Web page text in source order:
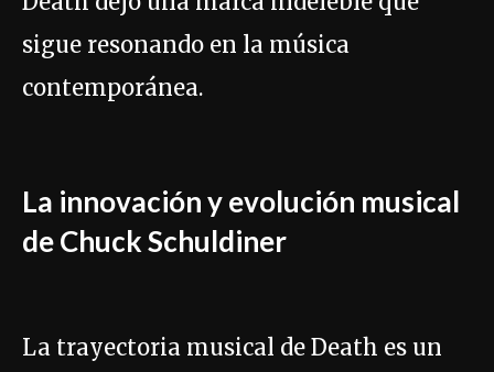
sigue resonando en la música
contemporánea.
La innovación y evolución musical
de Chuck Schuldiner
La trayectoria musical de Death es un